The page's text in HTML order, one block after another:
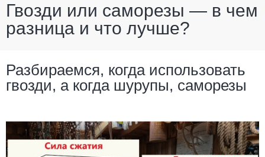
Гвозди или саморезы — в чем
разница и что лучше?
Разбираемся, когда использовать
гвозди, а когда шурупы, саморезы